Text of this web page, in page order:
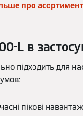
про
L в
підходить для
пікові